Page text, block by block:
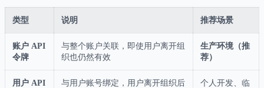
类型 说明 推荐场景
账户 API
令牌
与整个账户关联，即使用户离开组
织也仍然有效
生产环境（推
荐）
用户 API
与用户账号绑定，用户离开组织后
个人开发、临